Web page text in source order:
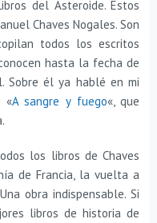
del Asteroide. Estos
Chaves Nogales. Son
todos los escritos
hasta la fecha de
Sobre él ya hablé en mi
«A sangre y fuego«, que
los libros de Chaves
de Francia, la vuelta a
obra indispensable. Si
libros de historia de